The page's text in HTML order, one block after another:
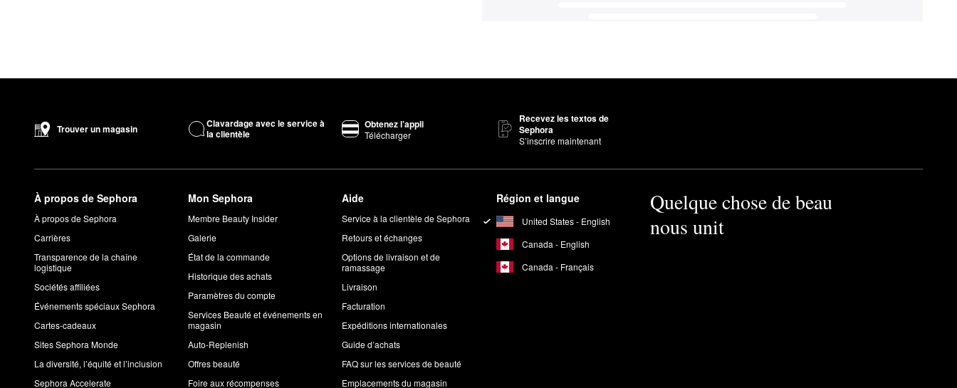
Trouver un magasin
Clavardage avec le service à
la clientèle
Obtenez l’appli
Télécharger
Recevez les textos de
Sephora
S’inscrire maintenant
À propos de Sephora
À propos de Sephora
Carrières
Transparence de la chaîne
logistique
Sociétés affiliées
Événements spéciaux Sephora
Cartes-cadeaux
Sites Sephora Monde
La diversité, l’équité et l’inclusion
Sephora Accelerate
Mon Sephora
Membre Beauty Insider
Galerie
État de la commande
Historique des achats
Paramètres du compte
Services Beauté et événements en
magasin
Auto-Replenish
Offres beauté
Foire aux récompenses
Aide
Service à la clientèle de Sephora
Retours et échanges
Options de livraison et de
ramassage
Livraison
Facturation
Expéditions internationales
Guide d’achats
FAQ sur les services de beauté
Emplacements du magasin
Région et langue
United States - English
Canada - English
Canada - Français
Quelque chose de beau
nous unit